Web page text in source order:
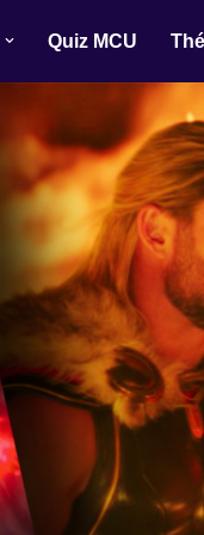
Quiz MCU